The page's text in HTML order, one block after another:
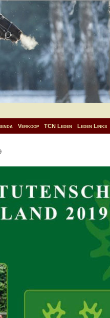
Verkoop TCN Leden Leden Links